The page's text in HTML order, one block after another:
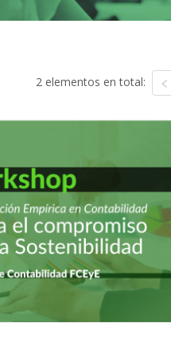
2 elementos en total: